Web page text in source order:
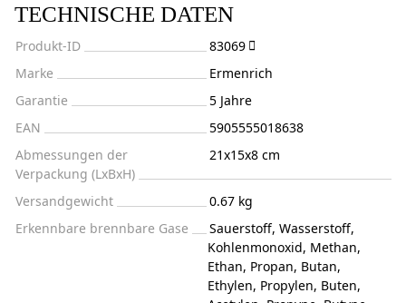
TECHNISCHE DATEN
Produkt-ID
83069
Marke
Ermenrich
Garantie
5 Jahre
EAN
5905555018638
Abmessungen der
Verpackung (LxBxH)
21x15x8 cm
Versandgewicht
0.67 kg
Erkennbare brennbare Gase
Sauerstoff, Wasserstoff,
Kohlenmonoxid, Methan,
Ethan, Propan, Butan,
Ethylen, Propylen, Buten,